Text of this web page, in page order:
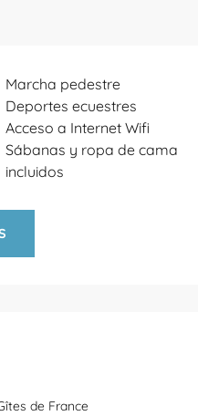
Marcha pedestre
Deportes ecuestres
Acceso a Internet Wifi
Sábanas y ropa de cama
incluidos
de France